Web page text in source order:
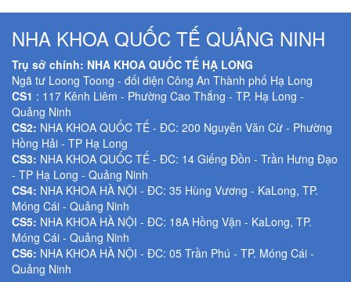
NHA KHOA QUỐC TẾ QUẢNG NINH
Trụ sở chính: NHA KHOA QUỐC TẾ HẠ LONG
Ngã tư Loong Toong - đối diện Công An Thành phố Hạ Long
CS1 : 117 Kênh Liêm - Phường Cao Thắng - TP. Hạ Long -
Quảng Ninh
CS2: NHA KHOA QUỐC TẾ - ĐC: 200 Nguyễn Văn Cừ - Phường
Hồng Hải - TP Hạ Long
CS3: NHA KHOA QUỐC TẾ - ĐC: 14 Giếng Đồn - Trần Hưng Đạo
- TP Hạ Long - Quảng Ninh
CS4: NHA KHOA HÀ NỘI - ĐC: 35 Hùng Vương - KaLong, TP.
Móng Cái - Quảng Ninh
CS5: NHA KHOA HÀ NỘI - ĐC: 18A Hồng Vận - KaLong, TP.
Móng Cái - Quảng Ninh
CS6: NHA KHOA HÀ NỘI - ĐC: 05 Trần Phú - TP. Móng Cái -
Quảng Ninh